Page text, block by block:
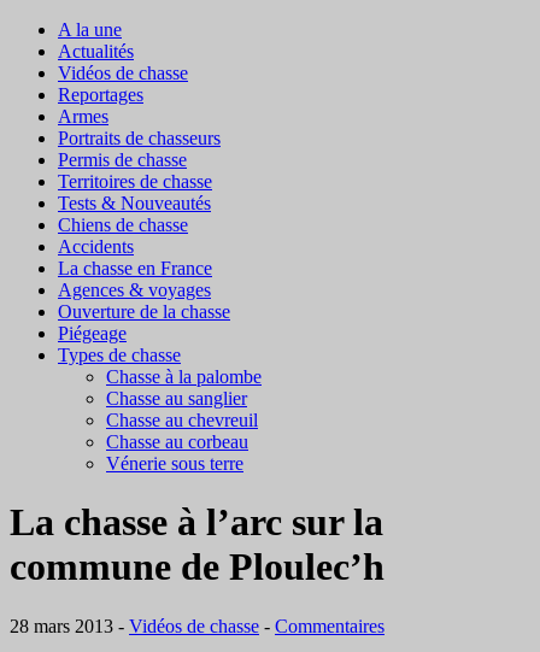
A la une
Actualités
Vidéos de chasse
Reportages
Armes
Portraits de chasseurs
Permis de chasse
Territoires de chasse
Tests & Nouveautés
Chiens de chasse
Accidents
La chasse en France
Agences & voyages
Ouverture de la chasse
Piégeage
Types de chasse
Chasse à la palombe
Chasse au sanglier
Chasse au chevreuil
Chasse au corbeau
Vénerie sous terre
La chasse à l’arc sur la
commune de Ploulec’h
28 mars 2013 - Vidéos de chasse - Commentaires